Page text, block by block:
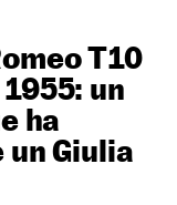
T10
un
ha
Giulia